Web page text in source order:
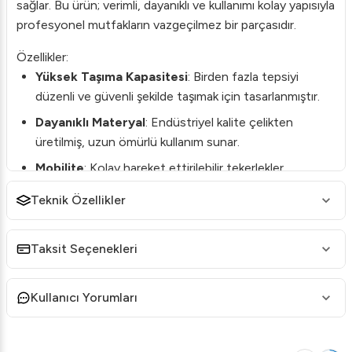
sağlar. Bu ürün; verimli, dayanıklı ve kullanımı kolay yapısıyla
profesyonel mutfakların vazgeçilmez bir parçasıdır.
Özellikler:
Yüksek Taşıma Kapasitesi: Birden fazla tepsiyi
düzenli ve güvenli şekilde taşımak için tasarlanmıştır.
Dayanıklı Materyal: Endüstriyel kalite çelikten
üretilmiş, uzun ömürlü kullanım sunar.
Mobilite: Kolay hareket ettirilebilir tekerlekler
pratik montaj.
Teknik Detaylar:
Teknik Özellikler
Taksit Seçenekleri
Kullanıcı Yorumları